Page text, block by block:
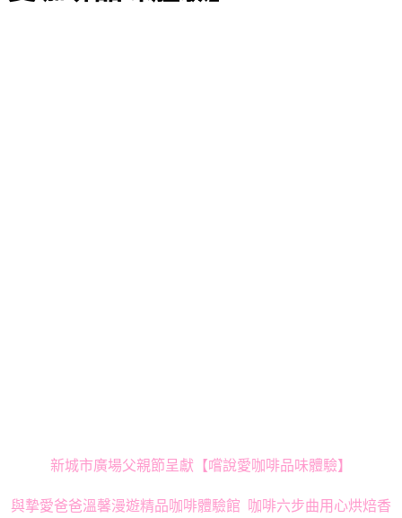
新城市廣場父親節呈獻【嚐說愛咖啡品味體驗】
與摯愛爸爸溫馨漫遊精品咖啡體驗館 咖啡六步曲用心烘焙香